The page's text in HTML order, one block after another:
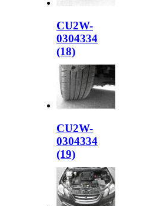
CU2W-
0304334
(18)
CU2W-
0304334
(19)